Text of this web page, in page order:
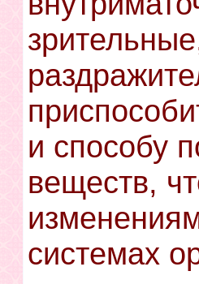
и способу
веществ,
системах